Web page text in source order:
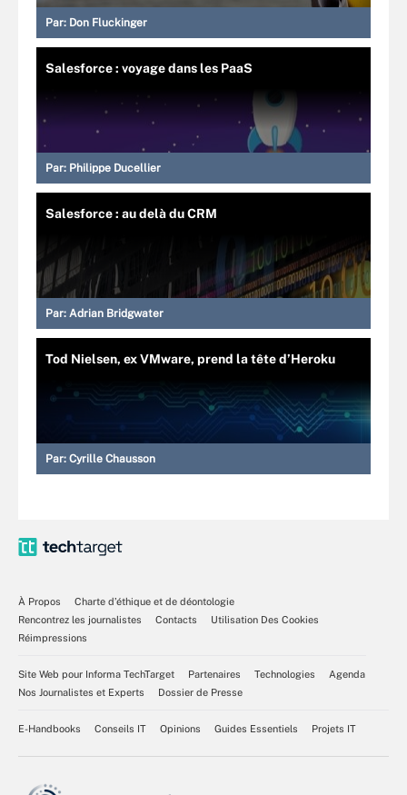
Par: Don Fluckinger
Salesforce : voyage dans les PaaS
Par: Philippe Ducellier
Salesforce : au delà du CRM
Par: Adrian Bridgwater
Tod Nielsen, ex VMware, prend la tête d’Heroku
Par: Cyrille Chausson
À Propos
Charte d’éthique et de déontologie
Rencontrez les journalistes
Contacts
Utilisation Des Cookies
Réimpressions
Site Web pour Informa TechTarget Partenaires Technologies
Agenda
Nos Journalistes et Experts
Dossier de Presse
E-Handbooks Conseils IT Opinions Guides Essentiels Projets IT